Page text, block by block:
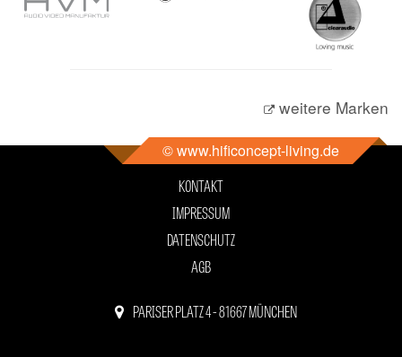
weitere Marken
© www.hificoncept-living.de
KONTAKT
IMPRESSUM
DATENSCHUTZ
AGB
PARISER PLATZ 4 - 81667 MÜNCHEN